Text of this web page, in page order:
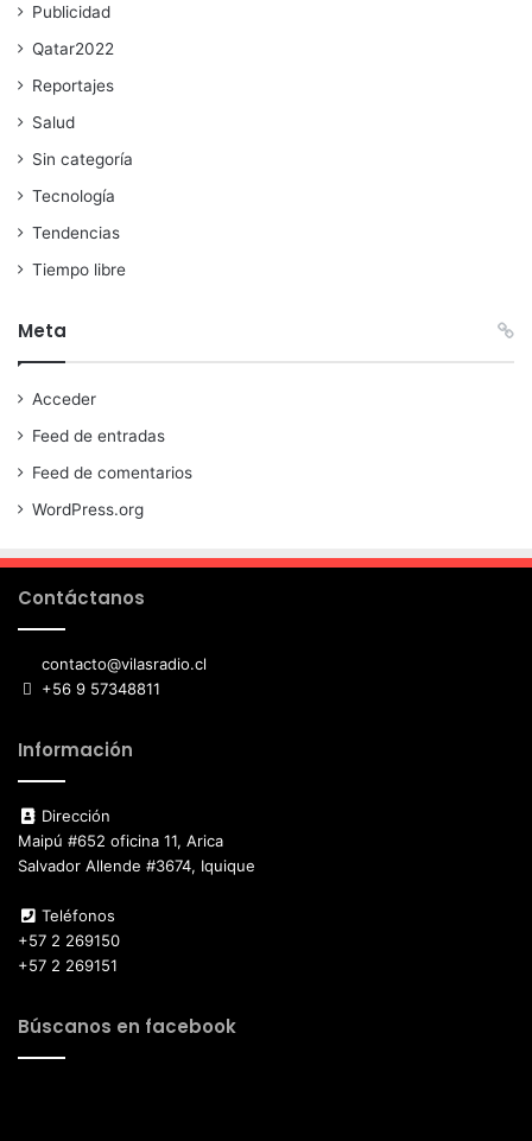
Publicidad
Qatar2022
Reportajes
Salud
Sin categoría
Tecnología
Tendencias
Tiempo libre
Meta
Acceder
Feed de entradas
Feed de comentarios
WordPress.org
Contáctanos
contacto@vilasradio.cl
+56 9 57348811
Información
Dirección
Maipú #652 oficina 11, Arica
Salvador Allende #3674, Iquique
Teléfonos
+57 2 269150
+57 2 269151
Búscanos en facebook